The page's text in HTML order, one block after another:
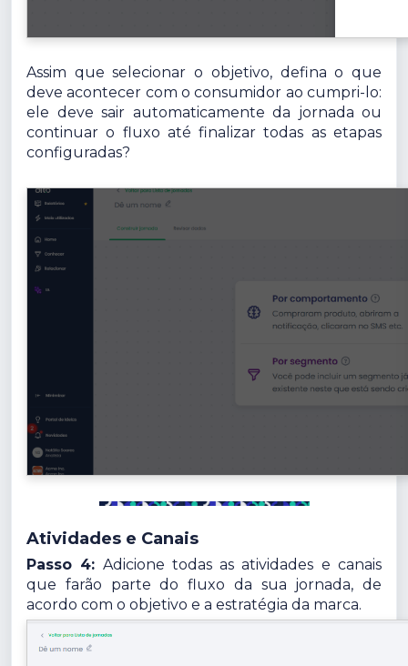
Assim que selecionar o objetivo, defina o que
deve acontecer com o consumidor ao cumpri-lo:
ele deve sair automaticamente da jornada ou
continuar o fluxo até finalizar todas as etapas
configuradas?
Atividades e Canais
Passo 4: Adicione todas as atividades e canais
que farão parte do fluxo da sua jornada, de
acordo com o objetivo e a estratégia da marca.